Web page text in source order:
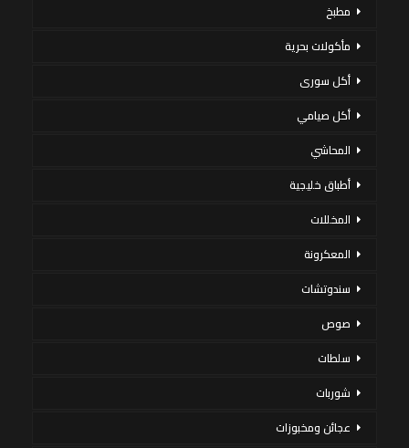
مطبخ
مأكولات بحرية
أكل سورى
أكل صيامي
المحاشي
أطباق خليجية
المخللات
المعكرونة
سندوتشات
صوص
سلطات
شوربات
عجائن ومخبوزات